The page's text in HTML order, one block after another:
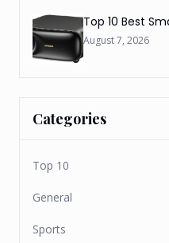
Top 10 Best
August 7, 2026
Categories
Top 10
General
Sports